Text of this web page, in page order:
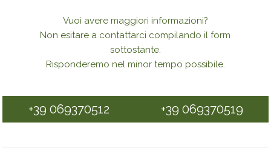
Vuoi avere maggiori informazioni?
Non esitare a contattarci compilando il form
sottostante.
Risponderemo nel minor tempo possibile.
+39 069370512 +39 069370519